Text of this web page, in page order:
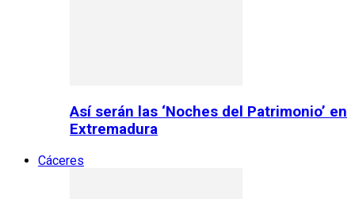
Así serán las ‘Noches del Patrimonio’ en
Extremadura
Cáceres